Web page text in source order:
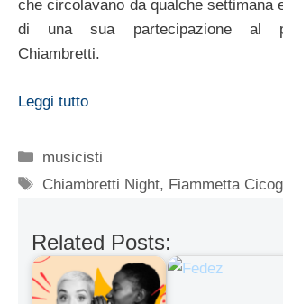
che circolavano da qualche settimana
di una sua partecipazione al
Chiambretti.
Leggi tutto
Categorie
musicisti
Tag
Chiambretti Night, Fiammetta
Related Posts: